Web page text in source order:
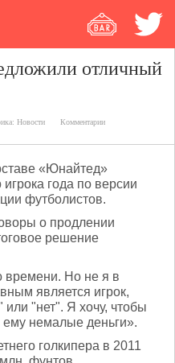
отличный
Новости Комментарии
«Юнайтед»
года по версии
футболистов.
о продлении
решение
времени. Но не я в
является игрок,
или "нет". Я хочу, чтобы
немалые деньги».
голкипера в 2011